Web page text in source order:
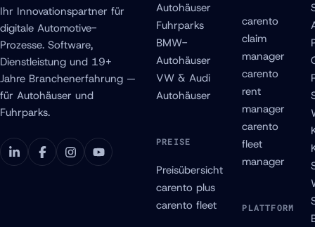
Ihr Innovationspartner für
digitale Automotive-
Prozesse. Software,
Dienstleistung und 19+
Jahre Branchenerfahrung —
für Autohäuser und
Fuhrparks.
Autohäuser
Fuhrparks
BMW-
Autohäuser
VW & Audi
Autohäuser
PREISE
Preisübersicht
carento plus
carento fleet
carento
claim
manager
carento
rent
manager
carento
fleet
manager
PLATTFORM